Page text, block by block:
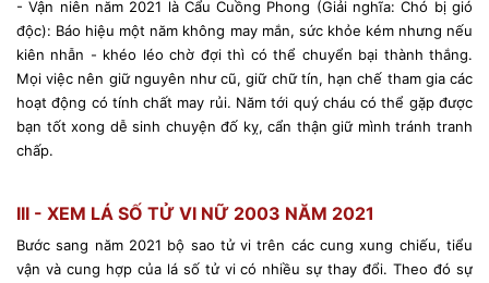
- Vận niên năm 2021 là Cẩu Cuồng Phong (Giải nghĩa: Chó bị gió
độc): Báo hiệu một năm không may mắn, sức khỏe kém nhưng nếu
kiên nhẫn - khéo léo chờ đợi thì có thể chuyển bại thành thắng.
Mọi việc nên giữ nguyên như cũ, giữ chữ tín, hạn chế tham gia các
hoạt động có tính chất may rủi. Năm tới quý cháu có thể gặp được
bạn tốt xong dễ sinh chuyện đố kỵ, cẩn thận giữ mình tránh tranh
chấp.
III - XEM LÁ SỐ TỬ VI NỮ 2003 NĂM 2021
Bước sang năm 2021 bộ sao tử vi trên các cung xung chiếu, tiểu
vận và cung hợp của lá số tử vi có nhiều sự thay đổi. Theo đó sự